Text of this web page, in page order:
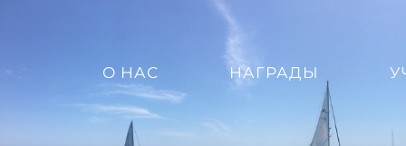
О НАС НАГРАДЫ